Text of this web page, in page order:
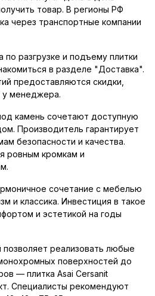
товар. В регионы РФ
через транспортные компании
по разгрузке и подъему плитки
в разделе "Доставка".
предоставляются скидки,
у менеджера.
камень сочетают доступную
Производитель гарантирует
безопасности и качества.
ровным кромкам и
сочетание с мебелью
и классика. Инвестиция в такое
и эстетикой на годы
реализовать любые
поверхностей до
— плитка Asai Cersanit
Специалисты рекомендуют